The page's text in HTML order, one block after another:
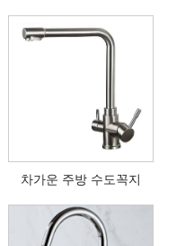
차가운 주방 수도꼭지